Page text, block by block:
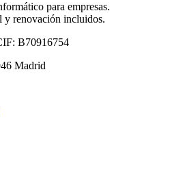
para empresas.
y renovación incluidos.
B70916754
Madrid